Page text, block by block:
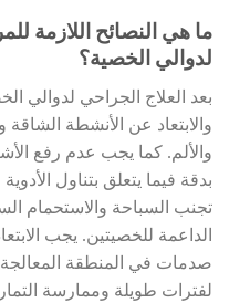
ما هي النصائح اللازمة
لدوالي الخصية؟
بعد العلاج الجراحي لدوالي
والابتعاد عن الأنشطة الشاقة
والألم. كما يجب عدم رفع
بدقة فيما يتعلق بتناول
تجنب السباحة والاستحمام
الداعمة للخصيتين. يجب
صدمات في المنطقة
لفترات طويلة وممارسة